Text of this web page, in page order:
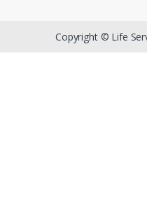
Copyright © Life